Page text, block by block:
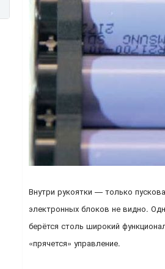
Внутри рукоятки — только
электронных блоков не видно.
берётся столь широкий
«прячется» управление.